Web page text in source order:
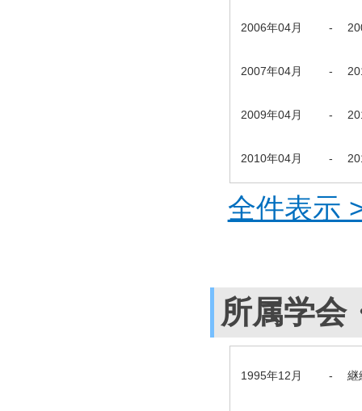
2006年04月 -
2007年04月 -
2009年04月 -
2010年04月 -
全件表示
所属学会
1995年12月 - 継